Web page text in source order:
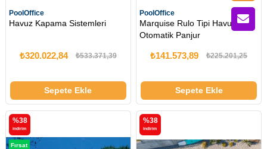
PoolOffice
Havuz Kapama Sistemleri
₺320.022,84 ₺533.371,39
Sepete Ekle
PoolOffice
Marquise Rulo Tipi Havuz Üstü
Otomatik Panjur
₺141.573,89 ₺225.201,25
Sepete Ekle
%38
i̇ndirim
Fırsat
%38
i̇ndirim